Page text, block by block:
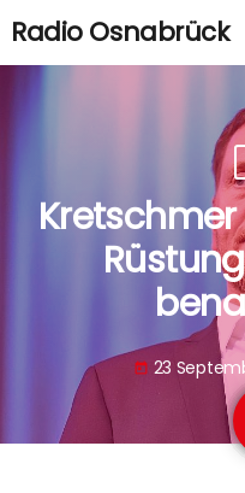
Radio Osnabrück
today 23